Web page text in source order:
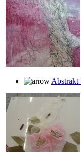
Abstrakt